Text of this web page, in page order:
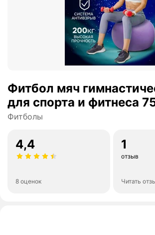
Фитбол мяч
для спорта и фитнеса
Фитболы
4,4
8 оценок
1
отзыв
Читать